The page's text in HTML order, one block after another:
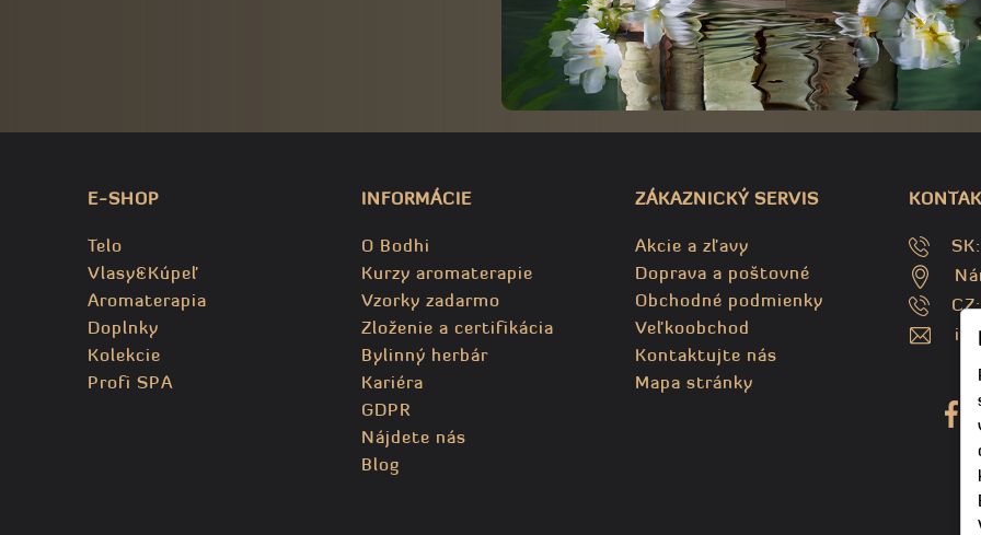
E-SHOP
Telo
Vlasy&Kúpeľ
Aromaterapia
Doplnky
Kolekcie
Profi SPA
INFORMÁCIE
O Bodhi
Kurzy aromaterapie
Vzorky zadarmo
Zloženie a certifikácia
Bylinný herbár
Kariéra
GDPR
Nájdete nás
Blog
ZÁKAZNICKÝ SERVIS
Akcie a zľavy
Doprava a poštovné
Obchodné podmienky
Veľkoobchod
Kontaktujte nás
Mapa stránky